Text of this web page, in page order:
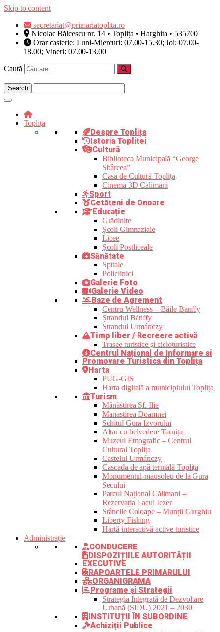
Skip to content
secretariat@primariatoplita.ro
Nicolae Bălcescu nr. 14 • Toplița • Harghita • 535700
Orar casierie: Luni-Miercuri: 07.00-15.30; Joi: 07.00-
18.00; Vineri: 07.00-13.00
Caută
Toplița
Despre Toplița
Istoria Topliței
Cultură
Biblioteca Municipală “George
Sbârcea”
Casa de Cultură Toplița
Cinema 3D Calimani
Sport
Cetățeni de Onoare
Educație
Grădinițe
Școli Gimnaziale
Licee
Școli Postliceale
Sănătate
Spitale
Policlinici
Galerie Foto
Galerie Video
Baze de Agrement
Centru Wellness – Băile Banffy
Ștrandul Bánffy
Ștrandul Urmánczy
Timp liber / Recreere activă
Trasee turistice şi cicloturistice
Centrul Național de Informare si
Promovare Turistica din Toplița
Harta
PUG-GIS
Harta digitală a municipiului Toplița
Turism
Mânăstirea Sf. Ilie
Manastirea Doamnei
Schitul Gura Izvorului
Altar cu belvedere Tarnița
Muzeul Etnografic – Centrul
Cultural Toplița
Castelul Urmánczy
Cascada de apă termală Toplița
Monumentul-mausoleu de la Gura
Secului
Parcul Național Călimani –
Rezervația Lacul Iezer
Stâncile Coloape – Munții Gurghiu
Liberty Fishing
Hartă interactivă active turistice
Administrație
CONDUCERE
DISPOZIȚIILE AUTORITĂȚII
EXECUTIVE
RAPOARTELE PRIMARULUI
ORGANIGRAMA
Programe și Strategii
Strategia Integrată de Dezvoltare
Urbană (SIDU) 2021 – 2030
INSTITUȚII ÎN SUBORDINE
Achiziții Publice